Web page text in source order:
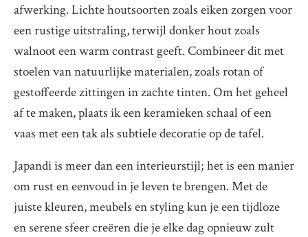
afwerking. Lichte houtsoorten zoals eiken zorgen voor
een rustige uitstraling, terwijl donker hout zoals
walnoot een warm contrast geeft. Combineer dit met
stoelen van natuurlijke materialen, zoals rotan of
gestoffeerde zittingen in zachte tinten. Om het geheel
af te maken, plaats ik een keramieken schaal of een
vaas met een tak als subtiele decoratie op de tafel.
Japandi is meer dan een interieurstijl; het is een manier
om rust en eenvoud in je leven te brengen. Met de
juiste kleuren, meubels en styling kun je een tijdloze
en serene sfeer creëren die je elke dag opnieuw zult